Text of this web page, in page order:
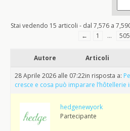
Stai vedendo 15 articoli - dal 7,576 a
←
1 … 505
Autore Articoli
28 Aprile 2026 alle 07:22in risposta a:
cresce e cosa può imparare l’hôtellerie
hedgenewyork
Partecipante